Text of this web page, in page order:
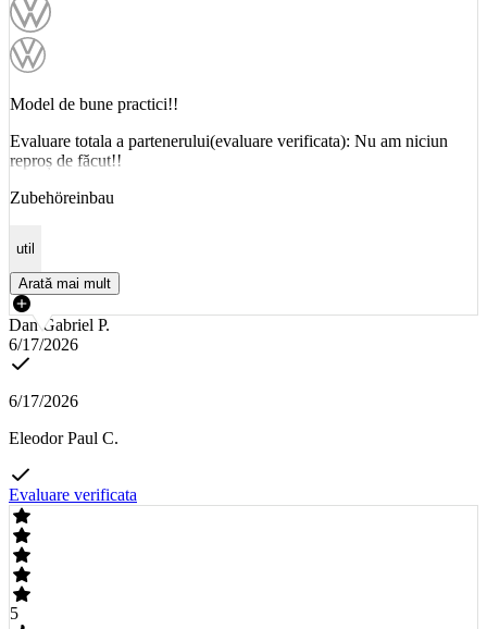
Model de bune practici!!
Evaluare totala a partenerului(evaluare verificata): Nu am niciun
reproș de făcut!!
Zubehöreinbau
util
Arată mai mult
Dan Gabriel P.
6/17/2026
6/17/2026
Eleodor Paul C.
Evaluare verificata
5